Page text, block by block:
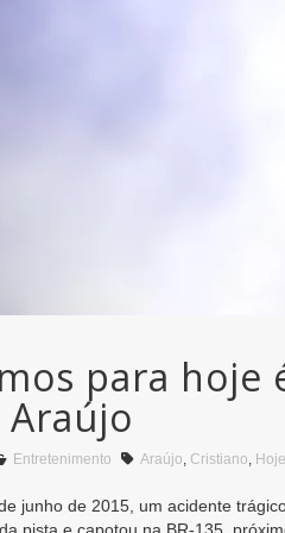
para hoje
Entretenimento Araújo, Cristiano, Hoje
junho de 2015, um acidente